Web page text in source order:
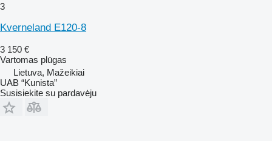
3
Kverneland E120-8
3 150 €
Vartomas plūgas
Lietuva, Mažeikiai
UAB “Kunista”
Susisiekite su pardavėju